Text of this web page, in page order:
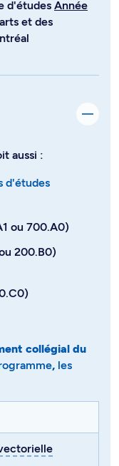
d'études Année
et des
aussi :
d'études
ou 700.A0)
200.B0)
collégial du
, les